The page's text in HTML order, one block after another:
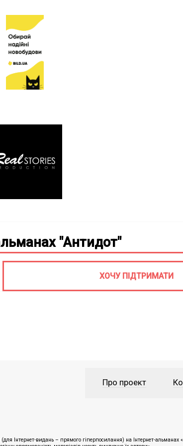
"Антидот"
ХОЧУ ПІДТРИМАТИ
Про проект
Інтернет-видань – прямого гіперпосилання) на Інтернет-альманах